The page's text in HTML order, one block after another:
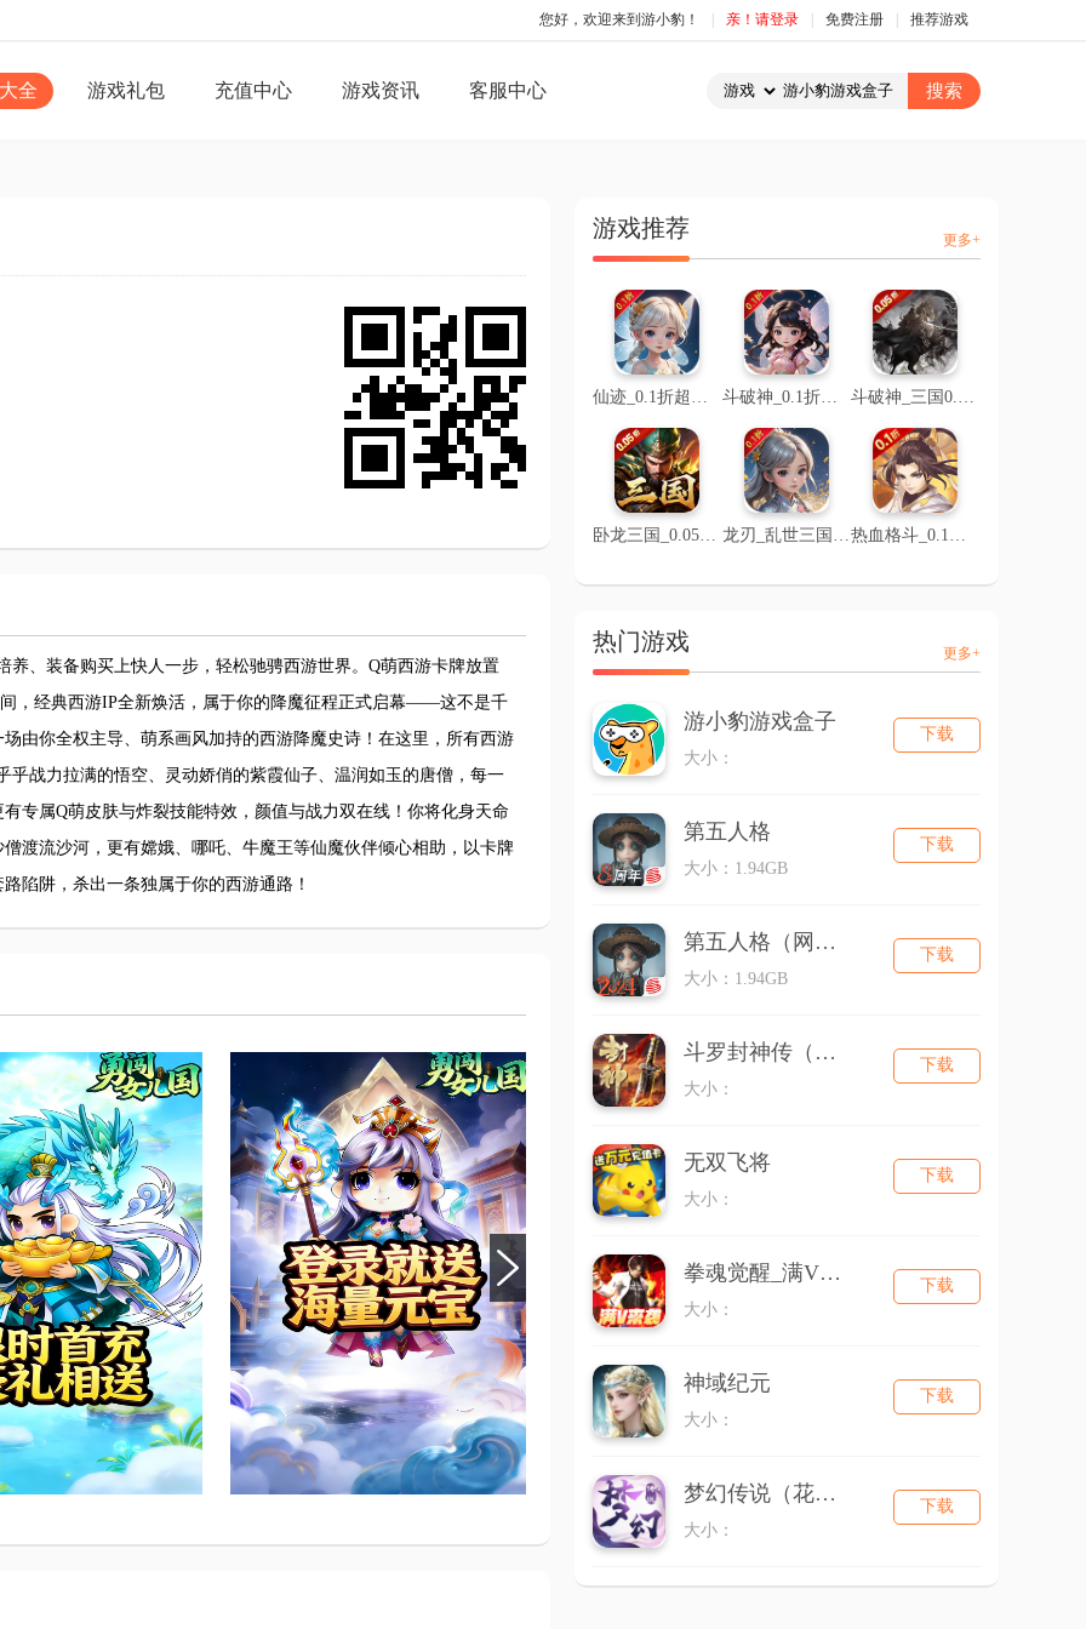
您好，欢迎来到游小豹！ 亲！请登录 免费注册 推荐游戏
全 游戏礼包 充值中心 游戏资讯 客服中心
、装备购买上快人一步，轻松驰骋西游世界。Q萌西游卡牌放置
，经典西游IP全新焕活，属于你的降魔征程正式启幕——这不是千
由你全权主导、萌系画风加持的西游降魔史诗！在这里，所有西游
战力拉满的悟空、灵动娇俏的紫霞仙子、温润如玉的唐僧，每一
专属Q萌皮肤与炸裂技能特效，颜值与战力双在线！你将化身天命
渡流沙河，更有嫦娥、哪吒、牛魔王等仙魔伙伴倾心相助，以卡牌
陷阱，杀出一条独属于你的西游通路！
游戏推荐 更多+
仙迹_0.1折超级折扣 斗破神_0.1折仙帝之路 斗破神_三国0.05折文字
卧龙三国_0.05折乱世争锋 龙刃_乱世三国0.1折 热血格斗_0.1折魔化三国
热门游戏 更多+
游小豹游戏盒子
大小：
下载
第五人格
大小：1.94GB
下载
第五人格（网易版）
大小：1.94GB
下载
斗罗封神传（三国超超变）
大小：
下载
无双飞将
大小：
下载
拳魂觉醒_满V送白草
大小：
下载
神域纪元
大小：
下载
梦幻传说（花千骨）
大小：
下载